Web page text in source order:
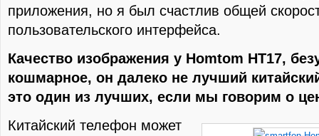
приложения, но я был счастлив общей
пользовательского интерфейса.
Качество изображения у Homtom HT17,
кошмарное, он далеко не лучший
это один из лучших, если мы говорим о
Китайский телефон может